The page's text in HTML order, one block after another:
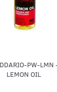
PW-LMN
LEMON OIL